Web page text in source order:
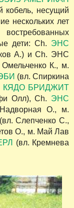
кобель, несущий
нескольких лет
дети: Ch. ЭНС
А.) и Ch. ЭНС
К., м.
(вл. Спиркина
КЯДО БРИДЖИТ
Олл), Ch. ЭНС
О., м.
Слепченко С.,
О., м. Май Лав
(вл. Кремнева